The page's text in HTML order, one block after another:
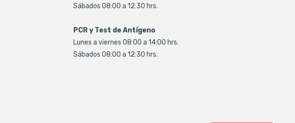
Sábados 08:00 a 12:30 hrs.
PCR y Test de Antígeno
Lunes a viernes 08:00 a 14:00 hrs.
Sábados 08:00 a 12:30 hrs.